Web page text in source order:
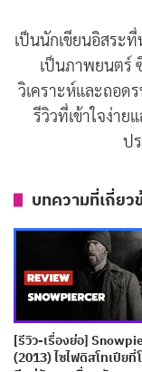
รถไฟใต้ดิน เขาเล
เธอเรียกเขาว่า “
ชอบสั่งให้เขาทำเ
ไล่จับคนร้าย แต่ก
เธอชอบเขียนบทห
ตบเขาแรงๆ แต่ท
เราไม่รู้สึกว่ามันรุ
เจ็บปวดทางใจที่เ
ค่อยๆ เปลี่ยนไป เพ
ยอมตาม แต่เริ่มสนุ
เป็นนักเขียนอิสระ
เป็นภาพยนตร์
วิเคราะห์และถอด
รีวิวที่เข้าใจง่า
ป
บทความที่เกี่ยว
[รีวิว-เรื่องย่อ]
(2013) ไซไฟดิสโทเปีย